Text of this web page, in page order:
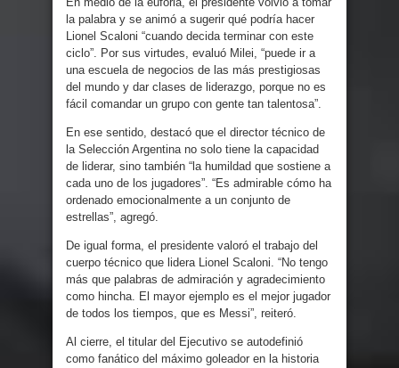
la palabra y se animó a sugerir qué podría hacer
Lionel Scaloni “cuando decida terminar con este
ciclo”. Por sus virtudes, evaluó Milei, “puede ir a
una escuela de negocios de las más prestigiosas
del mundo y dar clases de liderazgo, porque no es
fácil comandar un grupo con gente tan talentosa”.
En ese sentido, destacó que el director técnico de
la Selección Argentina no solo tiene la capacidad
de liderar, sino también “la humildad que sostiene a
cada uno de los jugadores”. “Es admirable cómo ha
ordenado emocionalmente a un conjunto de
estrellas”, agregó.
De igual forma, el presidente valoró el trabajo del
cuerpo técnico que lidera Lionel Scaloni. “No tengo
más que palabras de admiración y agradecimiento
como hincha. El mayor ejemplo es el mejor jugador
de todos los tiempos, que es Messi”, reiteró.
Al cierre, el titular del Ejecutivo se autodefinió
como fanático del máximo goleador en la historia